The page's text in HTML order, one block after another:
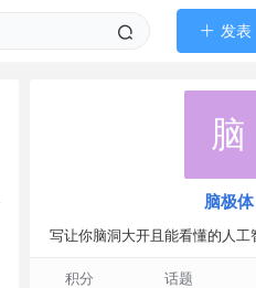
发表
脑
脑极体
写让你脑洞大开且能看懂的人
积分 话题